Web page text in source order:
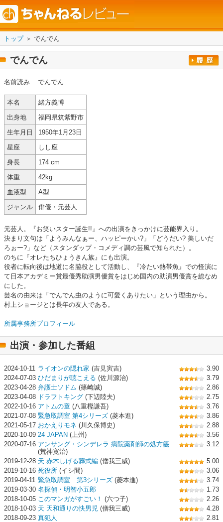
トップ＞ でんでん
でんでん
名前読み でんでん
本名
緒方義博
出身地
福岡県筑紫野市
生年月日
1950年1月23日
星座
しし座
身長
174 cm
体重
42kg
血液型
A型
ジャンル
俳優・元芸人
元芸人。『お笑いスター誕生!!』への出演をきっかけに芸能界入り。
決まり文句は「ようみんなぁー、ハッピーかい?」「どうだい? 美しいだ
ろぉー?」など（スタンダップ・コメディ調の芸風で知られた）。
のちに『オレたちひょうきん族』にも出演。
役者に転向後は地道に名脇役として活動し、『冷たい熱帯魚』での怪演に
て日本アカデミー賞最優秀助演男優賞をはじめ国内の助演男優賞を総なめ
にした。
芸名の由来は「でんでん虫のように可愛くありたい」という理由から。
村上ショージとは長年の友人である。
所属事務所プロフィール
出演・参加した番組
2024-10-11 ライオンの隠れ家 (吉見寅吉)
3.90
2024-07-03 ひだまりが聴こえる (佐川源治)
3.79
2023-04-28 弁護士ソドム (篠崎誠)
2.86
2023-04-08 ドラフトキング (下辺陸夫)
2.75
2022-10-16 アトムの童 (八重樫謙吾)
3.76
2021-07-08 緊急取調室 第4シリーズ (菱本進)
3.86
2021-05-17 おかえりモネ (川久保博史)
2.88
2020-10-09 24 JAPAN (上州)
3.56
2020-07-16 アンサング・シンデレラ 病院薬剤師の処方箋
(荒神寛治)
3.12
2019-12-28 天 赤木しげる葬式編 (僧我三威)
5.00
2019-10-16 死役所 (イシ間)
3.06
2019-04-11 緊急取調室 第3シリーズ (菱本進)
3.74
2019-03-30 名探偵・明智小五郎
1.73
2018-10-05 このマンガがすごい！ (六つ子)
2.26
2018-10-03 天 天和通りの快男児 (僧我三威)
4.28
2018-09-23 真犯人
2.81